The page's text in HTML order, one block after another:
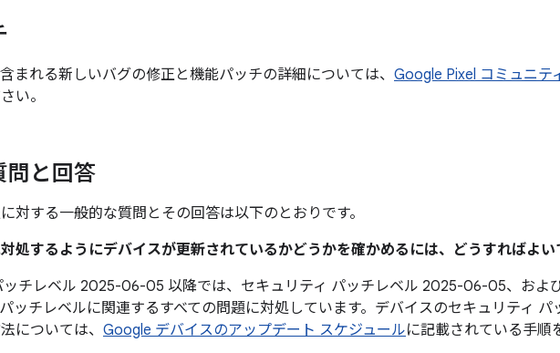
まれる新しいバグの修正と機能パッチの詳細については、 Google Pixel コミュニテ
い。
問と回答
対する一般的な質問とその回答は以下のとおりです。
処するようにデバイスが更新されているかどうかを確かめるには、どうすればよい
ッチレベル 2025-06-05 以降では、セキュリティ パッチレベル 2025-06-05、およ
ッチレベルに関連するすべての問題に対処しています。デバイスのセキュリティ パ
については、 Google デバイスのアップデート スケジュールに記載されている手順